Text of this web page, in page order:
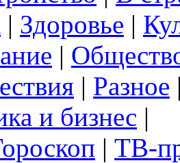
| Здоровье |
|
| Разное
и бизнес |
| ТВ-